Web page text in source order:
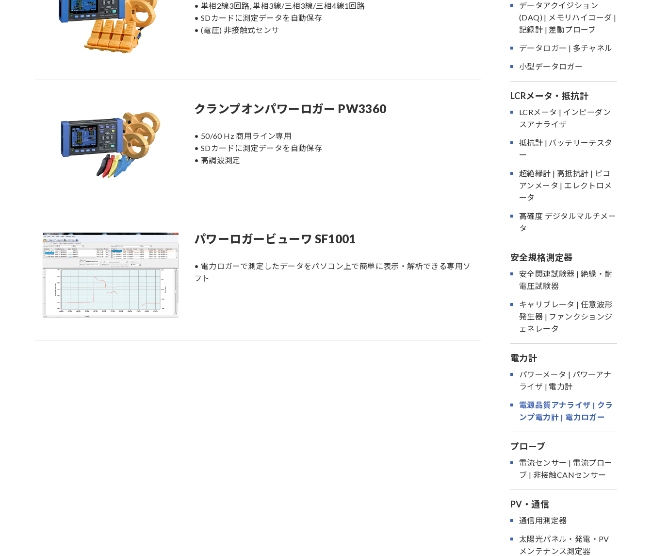
• 単相2線3回路, 単相3線/三相3線/三相4線1回路
• SDカードに測定データを自動保存
• (電圧) 非接触式センサ
クランプオンパワーロガー PW3360
• 50/60 Hz 商用ライン専用
• SDカードに測定データを自動保存
• 高調波測定
パワーロガービューワ SF1001
• 電力ロガーで測定したデータをパソコン上で簡単に表示・解析できる専用ソ
フト
データアクイジション
(DAQ) | メモリハイコーダ |
記録計 | 差動プローブ
データロガー | 多チャネル
小型データロガー
LCRメータ・抵抗計
LCRメータ | インピーダン
スアナライザ
抵抗計 | バッテリーテスタ
ー
超絶縁計 | 高抵抗計 | ピコ
アンメータ | エレクトロメ
ータ
高確度 デジタルマルチメー
タ
安全規格測定器
安全関連試験器 | 絶縁・耐
電圧試験器
キャリブレータ | 任意波形
発生器 | ファンクションジ
ェネレータ
電力計
パワーメータ | パワーアナ
ライザ | 電力計
電源品質アナライザ | クラ
ンプ電力計 | 電力ロガー
プローブ
電流センサー | 電流プロー
ブ | 非接触CANセンサー
PV・通信
通信用測定器
太陽光パネル・発電・PV
メンテナンス測定器